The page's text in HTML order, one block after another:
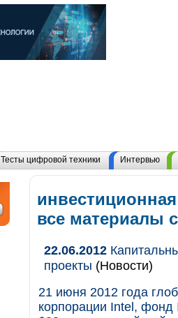
Тесты цифровой техники Интервью
все материалы
22.06.2012
проекты (Новости)
21 июня 2012 года
корпорации Intel, фонд